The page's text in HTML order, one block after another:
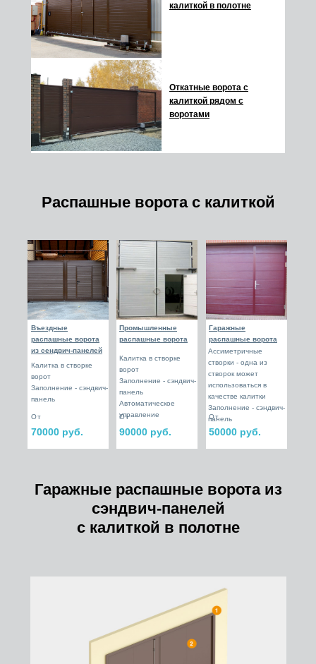
калиткой в полотне
Откатные ворота с
калиткой рядом с
воротами
Распашные ворота с калиткой
70000 руб.
Въездные
распашные ворота
из сендвич-панелей
От
Калитка в створке
ворот
Заполнение - сэндвич-
панель
90000 руб.
Промышленные
распашные ворота
От
50000 руб.
Гаражные
распашные ворота
От
Калитка в створке
ворот
Заполнение - сэндвич-
панель
Автоматическое
управление
Ассиметричные
створки - одна из
створок может
использоваться в
качестве калитки
Заполнение - сэндвич-
панель
Гаражные распашные ворота из
сэндвич-панелей
с калиткой в полотне